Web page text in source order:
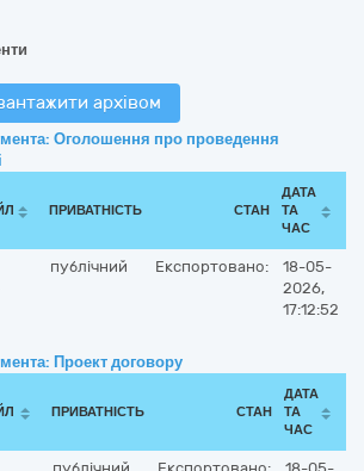
архівом
Оголошення про проведення
ПРИВАТНІСТЬ СТАН
ДАТА
ТА
ЧАС
публічний Експортовано:
18-05-
2026,
17:12:52
Проект договору
ПРИВАТНІСТЬ СТАН
ДАТА
ТА
ЧАС